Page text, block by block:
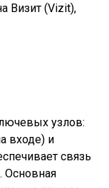
Визит (Vizit),
узлов:
входе) и
связь
Основная